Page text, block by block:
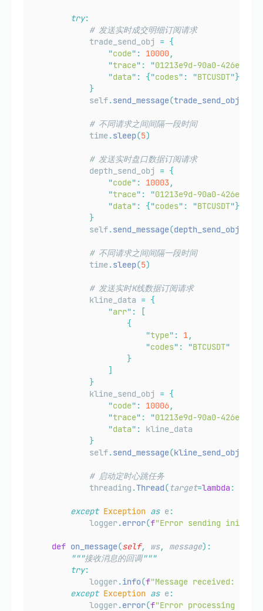
try:
# 发送实时成交明细订阅请求
            trade_send_obj
= {
"code" : 10000,
"trace" : "01213e9d-90a0-426e-
"data" : {"codes" : "BTCUSDT"}
}
            self
.send_message(trade_send_obj
# 不同请求之间间隔一段时间
            time
.sleep(5)
# 发送实时盘口数据订阅请求
            depth_send_obj
= {
"code" : 10003 ,
"trace" : "01213e9d-90a0-426e-
"data" : {"codes" : "BTCUSDT"}
}
            self
.send_message(depth_send_obj
# 不同请求之间间隔一段时间
            time
.sleep(5)
# 发送实时K线数据订阅请求
            kline_data
= {
"arr" :
[
{
"type" : 1,
"codes" : "BTCUSDT"
}
]
}
            kline_send_obj
= {
"code" : 10006,
"trace" : "01213e9d-90a0-426e-
"data" :
kline_data
}
            self
.send_message(kline_send_obj
# 启动定时心跳任务
            threading
.Thread(target=lambda:
except Exception as e :
            logger
.error(f"Error sending initial
def on_message(self, ws, message):
"""接收消息的回调"""
try:
            logger
.info(f"Message received:
except Exception as e :
            logger
.error(f"Error processing